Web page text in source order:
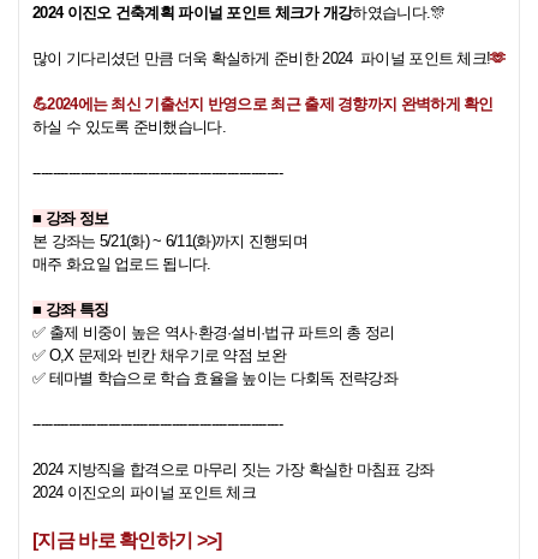
2024 이진오 건축계획 파이널 포인트 체크가 개강하였습니다.🎊
많이 기다리셨던 만큼 더욱 확실하게 준비한 2024 파이널 포인트 체크!🫶
💪​2024에는 최신 기출선지 반영으로 최근 출제 경향까지 완벽하게 확인
하실 수 있도록 준비했습니다.
---------------------------------------------------------------
​■ ​강좌 정보
본 강좌는 5/21(화) ~ 6/11(화)까지 진행되며
매주 화요일 업로드 됩니다.
■ 강좌 특징
✅ 출제 비중이 높은 역사·​환경·설비·​법규 파트의 총 정리
✅ O,X​ 문제와 빈칸 채우기로 약점 보완
✅ 테마별 학습으로 학습 효율을 높이는 다회독 전략강좌
---------------------------------------------------------------​
2024 지방직을 합격으로 마무리 짓는 가장 확실한 마침표 강좌
2024 이진오의 파이널 포인트 체크
[지금 바로 확인하기 >>]